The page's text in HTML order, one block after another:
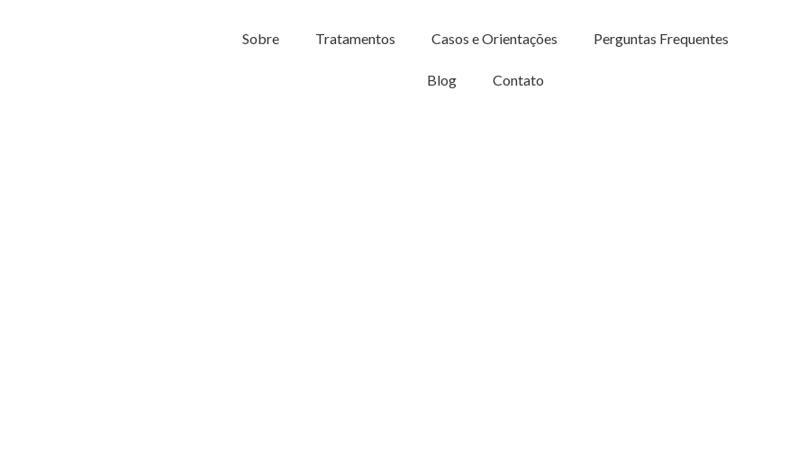
Sobre Tratamentos Casos e Orientações Perguntas Frequentes
Blog Contato